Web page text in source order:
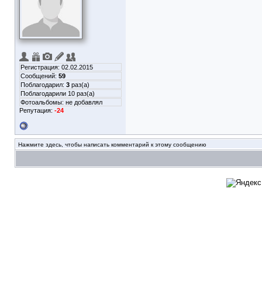
Регистрация: 02.02.2015
Сообщений: 59
Поблагодарил: 3 раз(а)
Поблагодарили 10 раз(а)
Фотоальбомы: не добавлял
Репутация: -24
Нажмите здесь, чтобы написать комментарий к этому сообщению